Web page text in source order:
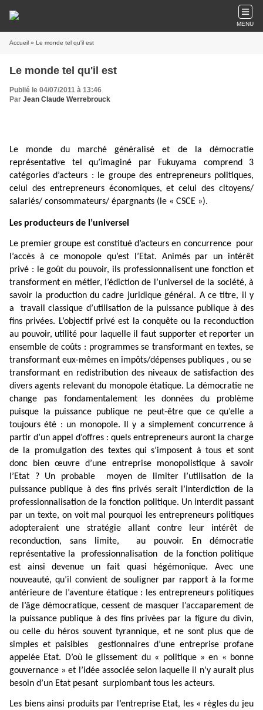
MENU
Accueil » Le monde tel qu'il est
Le monde tel qu'il est
Publié le 04/07/2011 à 13:46
Par Jean Claude Werrebrouck
Le monde du marché généralisé et de la démocratie
représentative tel qu’imaginé par Fukuyama comprend 3
catégories d’acteurs : le groupe des entrepreneurs politiques,
celui des entrepreneurs économiques, et celui des citoyens/
salariés/ consommateurs/ épargnants (le « CSCE »).
Les producteurs de l’universel
Le premier groupe est constitué d’acteurs en concurrence pour
l’accès à ce monopole qu’est l’Etat. Animés par un intérêt
privé : le goût du pouvoir, ils professionnalisent une fonction et
transforment en métier, l’édiction de l’universel de la société, à
savoir la production du cadre juridique général. A ce titre, il y
a
travail classique d’utilisation de la puissance publique à des
fins privées. L’objectif privé est la conquête ou la reconduction
au pouvoir, utilité pour laquelle il faut supporter et reporter un
ensemble de coûts : programmes se transformant en textes, se
transformant eux-mêmes en impôts/dépenses publiques , ou se
transformant en redistribution des niveaux de satisfaction des
divers agents relevant du monopole étatique. La démocratie ne
change pas fondamentalement les données du problème
puisque la puissance publique ne peut-être que ce qu’elle a
toujours été : un monopole. Il y a simplement concurrence à
partir d’un appel d’offres : quels entrepreneurs auront la charge
de la promulgation des textes qui s’imposent à tous et sont
donc bien œuvre d’une entreprise monopolistique à savoir
l’Etat ? Un probable
moyen de limiter l’utilisation de la
puissance publique à des fins privés serait l’interdiction de la
professionnalisation de la fonction politique. Un interdit passant
par un texte, on voit mal pourquoi les entrepreneurs politiques
adopteraient une stratégie allant contre leur intérêt de
reconduction, sans limite,
au pouvoir. En démocratie
représentative la
professionnalisation
de la fonction politique
est ainsi devenue un fait quasi hégémonique. Avec une
nouveauté, qu’il convient de souligner par rapport à la forme
antérieure de l’aventure étatique : les entrepreneurs politiques
de l’âge démocratique, cessent de masquer l’accaparement de
la puissance publique à des fins privées par la figure du divin,
ou celle du héros souvent tyrannique, et ne sont plus que de
simples et paisibles
gestionnaires d’une entreprise profane
appelée Etat. D’où le glissement du « politique » en « bonne
gouvernance » et l’idée associée selon laquelle il n’y aurait plus
besoin d’un Etat pesant surplombant tous les acteurs.
Les biens ainsi produits par l’entreprise Etat, les « règles du jeu